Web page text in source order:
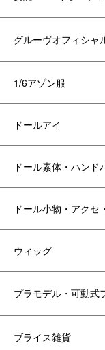
グルーヴオフィシャ
1/6アゾン服
ドールアイ
ドール素体・ハンド
ドール小物・アクセ
ウィッグ
プラモデル・可動式
ブライス雑貨